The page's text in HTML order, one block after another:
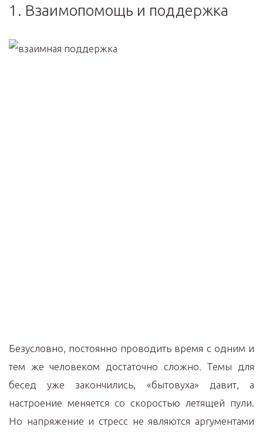
1. Взаимопомощь и поддержка
Безусловно, постоянно проводить время с одним и
тем же человеком достаточно сложно. Темы для
бесед уже закончились, «бытовуха» давит, а
настроение меняется со скоростью летящей пули.
Но напряжение и стресс не являются аргументами